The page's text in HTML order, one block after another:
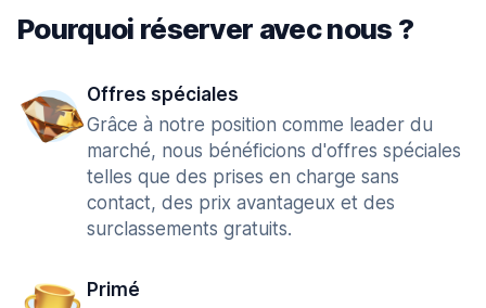
Pourquoi réserver avec nous ?
Offres spéciales
Grâce à notre position comme leader du
marché, nous bénéficions d'offres spéciales
telles que des prises en charge sans
contact, des prix avantageux et des
surclassements gratuits.
Primé